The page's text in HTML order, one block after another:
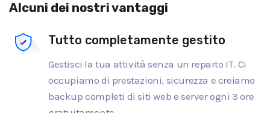
Alcuni dei nostri vantaggi
Tutto completamente gestito
Gestisci la tua attività senza un reparto IT. Ci
occupiamo di prestazioni, sicurezza e creiamo
backup completi di siti web e server ogni 3 ore